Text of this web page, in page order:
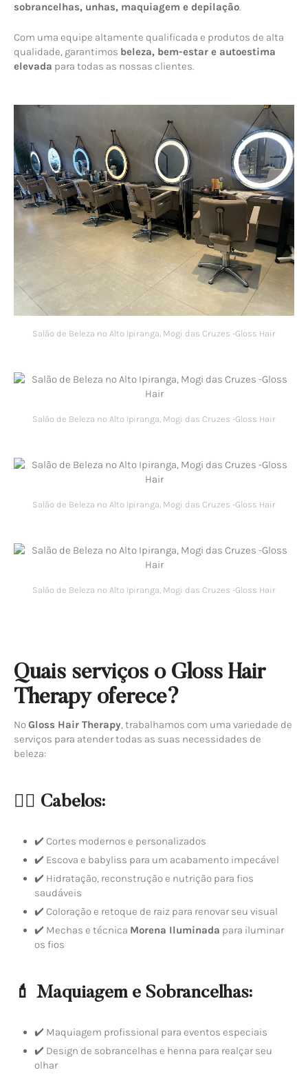
sobrancelhas, unhas, maquiagem e depilação.
Com uma equipe altamente qualificada e produtos de alta
qualidade, garantimos beleza, bem-estar e autoestima
elevada para todas as nossas clientes.
Salão de Beleza no Alto Ipiranga, Mogi das Cruzes -Gloss Hair
Salão de Beleza no Alto Ipiranga, Mogi das Cruzes -Gloss Hair
Salão de Beleza no Alto Ipiranga, Mogi das Cruzes -Gloss Hair
Salão de Beleza no Alto Ipiranga, Mogi das Cruzes -Gloss Hair
Quais serviços o Gloss Hair
Therapy oferece?
NoGloss Hair Therapy, trabalhamos com uma variedade de
serviços para atender todas as suas necessidades de
beleza:
💇‍♀️ Cabelos:
✔️ Cortes modernos e personalizados
✔️ Escova e babyliss para um acabamento impecável
✔️ Hidratação, reconstrução e nutrição para fios
saudáveis
✔️ Coloração e retoque de raiz para renovar seu visual
✔️ Mechas e técnica Morena Iluminada para iluminar
os fios
💄 Maquiagem e Sobrancelhas:
✔️ Maquiagem profissional para eventos especiais
✔️ Design de sobrancelhas e henna para realçar seu
olhar